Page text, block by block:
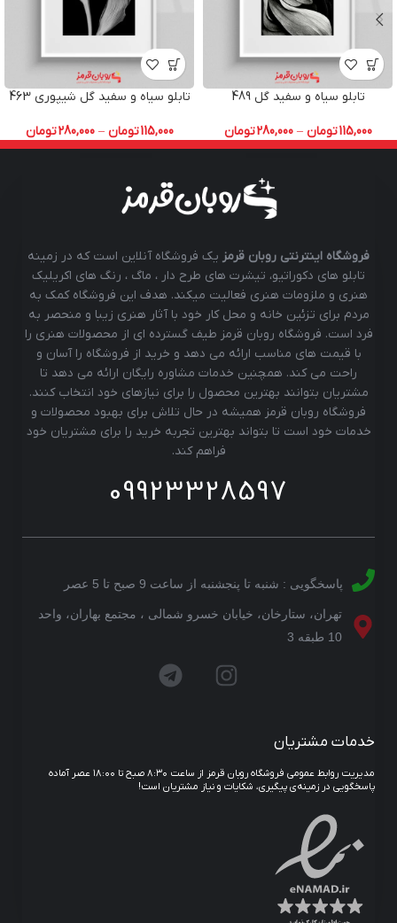
تابلو سیاه و سفید گل 489
115,000تومان –
280,000تومان
تابلو سیاه و سفید گل شیپوری 463
115,000تومان –
280,000تومان
فروشگاه اینترنتی روبان قرمز یک فروشگاه آنلاین است که در زمینه
تابلو های دکوراتیو، تیشرت های طرح دار ، ماگ ، رنگ های اکریلیک
هنری و ملزومات هنری فعالیت میکند. هدف این فروشگاه کمک به
مردم برای تزئین خانه و محل کار خود با آثار هنری زیبا و منحصر به
فرد است. فروشگاه روبان قرمز طیف گسترده ای از محصولات هنری را
با قیمت های مناسب ارائه می دهد و خرید از فروشگاه را آسان و
راحت می کند. همچنین خدمات مشاوره رایگان ارائه می دهد تا
مشتریان بتوانند بهترین محصول را برای نیازهای خود انتخاب کنند.
فروشگاه روبان قرمز همیشه در حال تلاش برای بهبود محصولات و
خدمات خود است تا بتواند بهترین تجربه خرید را برای مشتریان خود
فراهم کند.
09923328597
پاسخگویی : شنبه تا پنجشنبه از ساعت 9 صبح تا 5 عصر
تهران، ستارخان، خیابان خسرو شمالی ، مجتمع بهاران، واحد
10 طبقه 3
خدمات مشتریان
مدیریت روابط عمومی فروشگاه روبان قرمز از ساعت ۸:۳۰ صبح تا ۱۸:۰۰ عصر آماده
پاسخگویی در زمینه‌ی پیگیری، شکایات و نیاز مشتریان است!